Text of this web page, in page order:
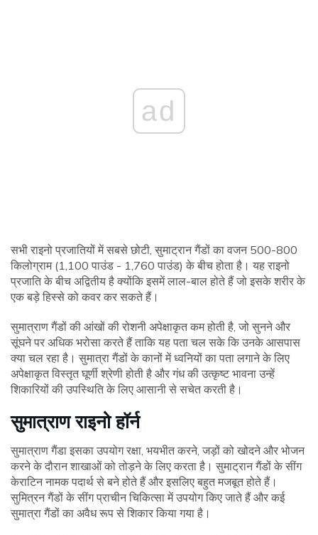
ad
सभी राइनो प्रजातियों में सबसे छोटी, सुमाट्रान गैंडों का वजन 500-800
किलोग्राम (1,100 पाउंड - 1,760 पाउंड) के बीच होता है। यह राइनो
प्रजाति के बीच अद्वितीय है क्योंकि इसमें लाल-बाल होते हैं जो इसके शरीर के
एक बड़े हिस्से को कवर कर सकते हैं।
सुमात्राण गैंडों की आंखों की रोशनी अपेक्षाकृत कम होती है, जो सुनने और
सूंघने पर अधिक भरोसा करते हैं ताकि यह पता चल सके कि उनके आसपास
क्या चल रहा है। सुमात्रा गैंडों के कानों में ध्वनियों का पता लगाने के लिए
अपेक्षाकृत विस्तृत घूर्णी श्रेणी होती है और गंध की उत्कृष्ट भावना उन्हें
शिकारियों की उपस्थिति के लिए आसानी से सचेत करती है।
सुमात्राण राइनो हॉर्न
सुमात्राण गैंडा इसका उपयोग रक्षा, भयभीत करने, जड़ों को खोदने और भोजन
करने के दौरान शाखाओं को तोड़ने के लिए करता है। सुमाट्रान गैंडों के सींग
केराटिन नामक पदार्थ से बने होते हैं और इसलिए बहुत मजबूत होते हैं।
सुमित्रन गैंडों के सींग प्राचीन चिकित्सा में उपयोग किए जाते हैं और कई
सुमात्रा गैंडों का अवैध रूप से शिकार किया गया है।